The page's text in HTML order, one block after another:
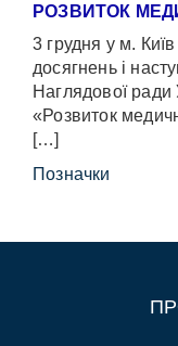
РОЗВИТОК
3 грудня у м.
досягнень і
Наглядової ради
«Розвиток
[…]
Позначки